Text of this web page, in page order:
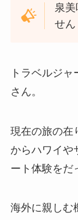
泉
せん
トラベルジ
さん。
現在の旅の在
からハワイや
ート体験をだ
海外に親しむ